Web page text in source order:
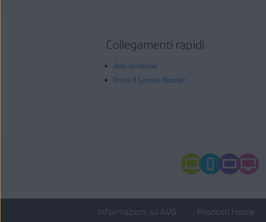
Collegamenti rapidi
Area download
Trova il License Number
Informazioni su AVG Prodotti Home